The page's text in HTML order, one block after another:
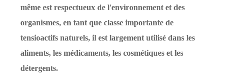
même est respectueux de l'environnement et des
organismes, en tant que classe importante de
tensioactifs naturels, il est largement utilisé dans les
aliments, les médicaments, les cosmétiques et les
détergents.